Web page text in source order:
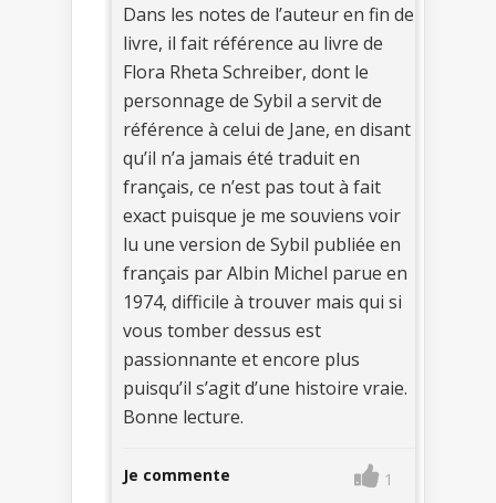
Dans les notes de l’auteur en fin de
livre, il fait référence au livre de
Flora Rheta Schreiber, dont le
personnage de Sybil a servit de
référence à celui de Jane, en disant
qu’il n’a jamais été traduit en
français, ce n’est pas tout à fait
exact puisque je me souviens voir
lu une version de Sybil publiée en
français par Albin Michel parue en
1974, difficile à trouver mais qui si
vous tomber dessus est
passionnante et encore plus
puisqu’il s’agit d’une histoire vraie.
Bonne lecture.
Je commente 1